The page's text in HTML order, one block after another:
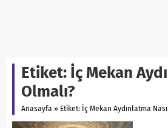
Etiket: İç Mekan
Olmalı?
Anasayfa » Etiket: İç Mekan Aydınlatma